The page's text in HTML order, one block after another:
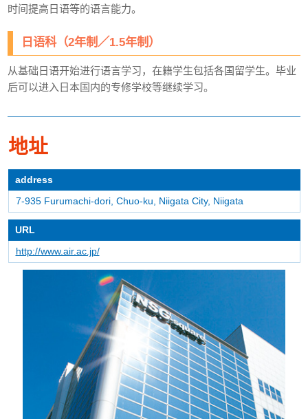
时间提高日语等的语言能力。
日语科（2年制／1.5年制）
从基础日语开始进行语言学习，在籍学生包括各国留学生。毕业
后可以进入日本国内的专修学校等继续学习。
地址
address
7-935 Furumachi-dori, Chuo-ku, Niigata City, Niigata
URL
http://www.air.ac.jp/